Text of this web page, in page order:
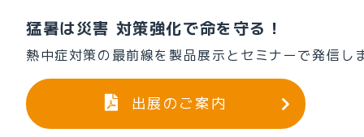
猛暑は災害 対策強化で命を守る！
熱中症対策の最前線を製品展示とセミナーで発信し
出展のご案内